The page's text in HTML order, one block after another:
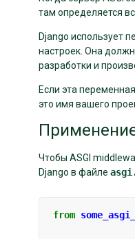
там определяется
Django использует
настроек. Она
разработки и
Если эта
это имя вашего
Чтобы ASGI
Django в файле
from